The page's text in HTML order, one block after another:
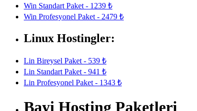
Win Standart Paket - 1239 ₺
Win Profesyonel Paket - 2479 ₺
Linux Hostingler:
Lin Bireysel Paket - 539 ₺
Lin Standart Paket - 941 ₺
Lin Profesyonel Paket - 1343 ₺
Bayi Hosting Paketleri